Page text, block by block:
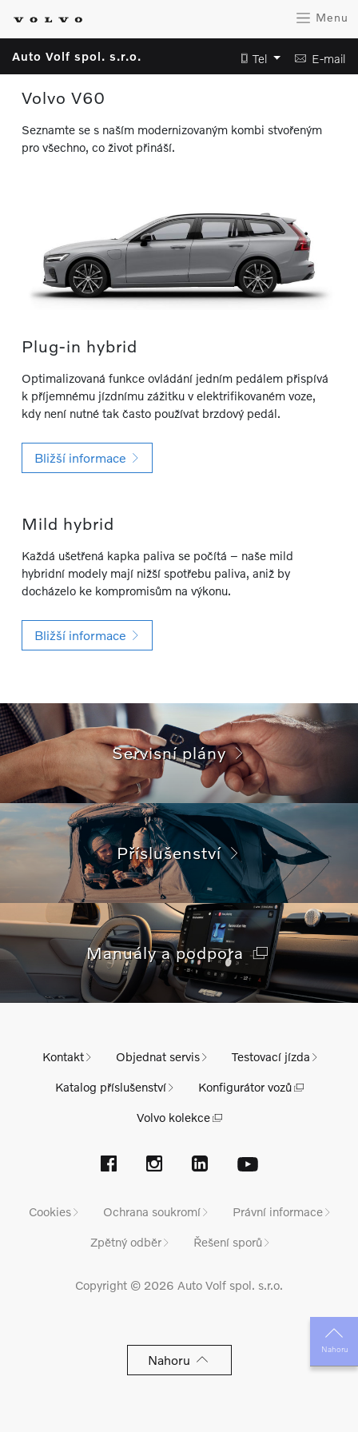
Menu
Auto Volf spol. s.r.o. Tel E-mail
Volvo V60
Seznamte se s naším modernizovaným kombi stvořeným
pro všechno, co život přináší.
Plug-in hybrid
Optimalizovaná funkce ovládání jedním pedálem přispívá
k příjemnému jízdnímu zážitku v elektrifikovaném voze,
kdy není nutné tak často používat brzdový pedál.
Bližší informace
Mild hybrid
Každá ušetřená kapka paliva se počítá – naše mild
hybridní modely mají nižší spotřebu paliva, aniž by
docházelo ke kompromisům na výkonu.
Bližší informace
Servisní plány
Příslušenství
Manuály a podpora
Nahoru
Kontakt Objednat servis Testovací jízda
Katalog příslušenství Konfigurátor vozů
Volvo kolekce
Cookies Ochrana soukromí Právní informace
Zpětný odběr Řešení sporů
Copyright © 2026 Auto Volf spol. s.r.o.
Nahoru